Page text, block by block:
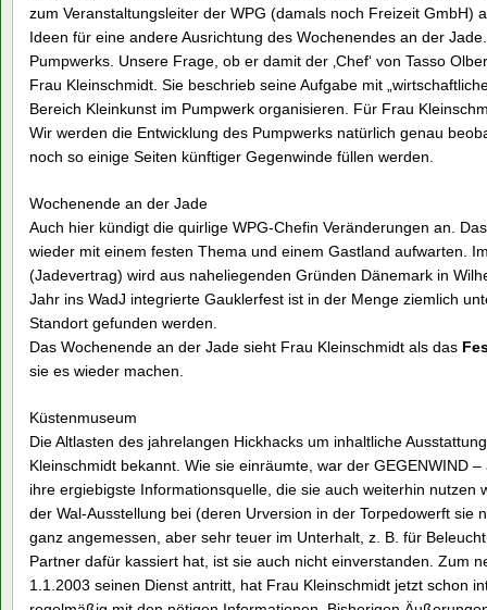
zum Veranstaltungsleiter der WPG (damals noch Freizeit GmbH)
Ideen für eine andere Ausrichtung des Wochenendes an der
Pumpwerks. Unsere Frage, ob er damit der ‚Chef‘ von Tasso
Frau Kleinschmidt. Sie beschrieb seine Aufgabe mit
Bereich Kleinkunst im Pumpwerk organisieren. Für Frau
Wir werden die Entwicklung des Pumpwerks natürlich genau
noch so einige Seiten künftiger Gegenwinde füllen werden.
Wochenende an der Jade
Auch hier kündigt die quirlige WPG-Chefin Veränderungen an.
wieder mit einem festen Thema und einem Gastland aufwarten.
(Jadevertrag) wird aus naheliegenden Gründen Dänemark in
Jahr ins WadJ integrierte Gauklerfest ist in der Menge ziemlich
Standort gefunden werden.
Das Wochenende an der Jade sieht Frau Kleinschmidt als das
sie es wieder machen.
Küstenmuseum
Die Altlasten des jahrelangen Hickhacks um inhaltliche
Kleinschmidt bekannt. Wie sie einräumte, war der GEGENWIND
ihre ergiebigste Informationsquelle, die sie auch weiterhin nutzen
der Wal-Ausstellung bei (deren Urversion in der Torpedowerft sie
ganz angemessen, aber sehr teuer im Unterhalt, z. B. für
Partner dafür kassiert hat, ist sie auch nicht einverstanden. Zum
1.1.2003 seinen Dienst antritt, hat Frau Kleinschmidt jetzt schon